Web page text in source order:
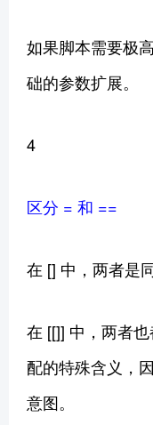
如果脚本需要极
础的参数扩展。
4
区分 = 和 ==
在 [] 中，两者是
在 [[]] 中，两者
配的特殊含义，
意图。